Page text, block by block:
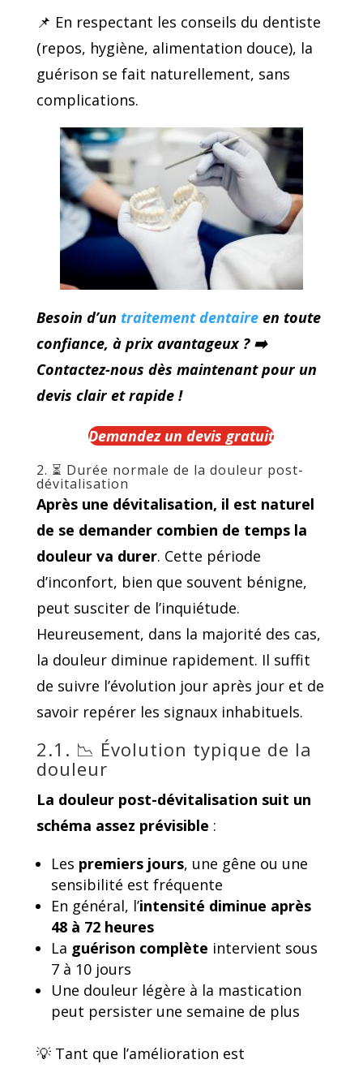
📌 En respectant les conseils du dentiste
(repos, hygiène, alimentation douce), la
guérison se fait naturellement, sans
complications.
Besoin d’un traitement dentaireen toute
confiance, à prix avantageux ? ➡️
Contactez-nous dès maintenant pour un
devis clair et rapide !
Demandez un devis gratuit
2. ⏳ Durée normale de la douleur post-
dévitalisation
Après une dévitalisation, il est naturel
de se demander combien de temps la
douleur va durer. Cette période
d’inconfort, bien que souvent bénigne,
peut susciter de l’inquiétude.
Heureusement, dans la majorité des cas,
la douleur diminue rapidement. Il suffit
de suivre l’évolution jour après jour et de
savoir repérer les signaux inhabituels.
2.1. 📉 Évolution typique de la
douleur
La douleur post-dévitalisation suit un
schéma assez prévisible :
Les premiers jours, une gêne ou une
sensibilité est fréquente
En général, l’intensité diminue après
48 à 72 heures
La guérison complète intervient sous
7 à 10 jours
Une douleur légère à la mastication
peut persister une semaine de plus
💡 Tant que l’amélioration est